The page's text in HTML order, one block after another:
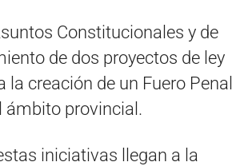
Constitucionales y de
de dos proyectos de ley
creación de un Fuero Penal
ámbito provincial.
iniciativas llegan a la